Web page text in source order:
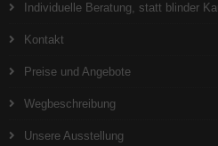
Individuelle Beratung, statt blinder
Kontakt
Preise und Angebote
Wegbeschreibung
Unsere Ausstellung